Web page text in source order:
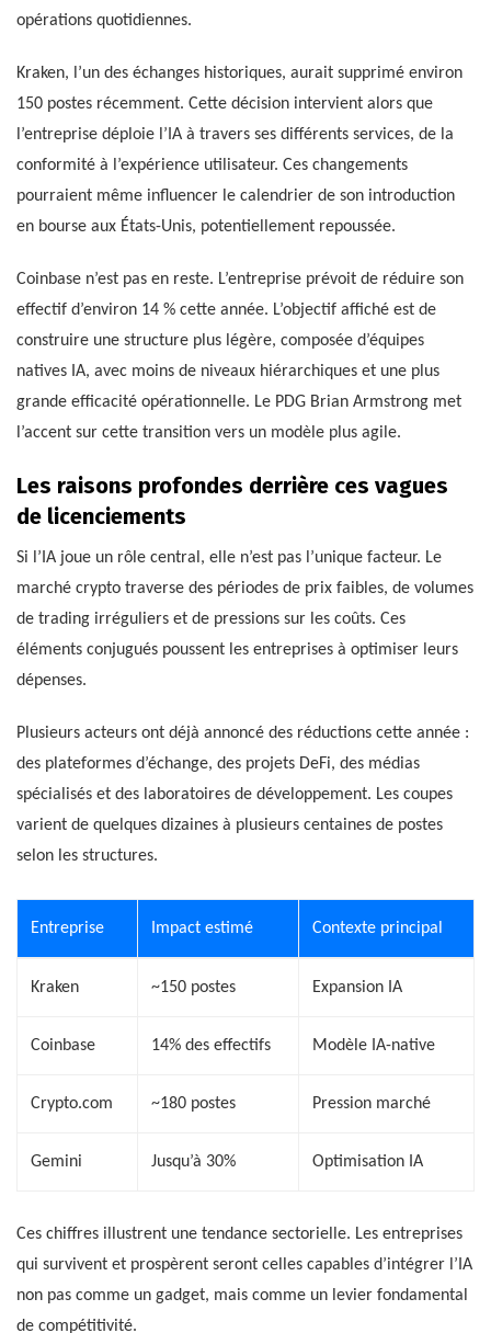
opérations quotidiennes.
Kraken, l’un des échanges historiques, aurait supprimé environ
150 postes récemment. Cette décision intervient alors que
l’entreprise déploie l’IA à travers ses différents services, de la
conformité à l’expérience utilisateur. Ces changements
pourraient même influencer le calendrier de son introduction
en bourse aux États-Unis, potentiellement repoussée.
Coinbase n’est pas en reste. L’entreprise prévoit de réduire son
effectif d’environ 14 % cette année. L’objectif affiché est de
construire une structure plus légère, composée d’équipes
natives IA, avec moins de niveaux hiérarchiques et une plus
grande efficacité opérationnelle. Le PDG Brian Armstrong met
l’accent sur cette transition vers un modèle plus agile.
Les raisons profondes derrière ces vagues
de licenciements
Si l’IA joue un rôle central, elle n’est pas l’unique facteur. Le
marché crypto traverse des périodes de prix faibles, de volumes
de trading irréguliers et de pressions sur les coûts. Ces
éléments conjugués poussent les entreprises à optimiser leurs
dépenses.
Plusieurs acteurs ont déjà annoncé des réductions cette année :
des plateformes d’échange, des projets DeFi, des médias
spécialisés et des laboratoires de développement. Les coupes
varient de quelques dizaines à plusieurs centaines de postes
selon les structures.
Entreprise Impact estimé Contexte principal
Kraken ~150 postes Expansion IA
Coinbase 14% des effectifs Modèle IA-native
Crypto.com ~180 postes Pression marché
Gemini Jusqu’à 30% Optimisation IA
Ces chiffres illustrent une tendance sectorielle. Les entreprises
qui survivent et prospèrent seront celles capables d’intégrer l’IA
non pas comme un gadget, mais comme un levier fondamental
de compétitivité.